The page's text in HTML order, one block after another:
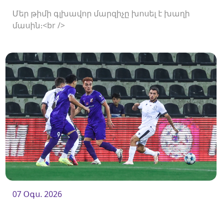
Մեր թիմի գլխավոր մարզիչը խոսել է խաղի
մասին։<br />
07 Օգս. 2026